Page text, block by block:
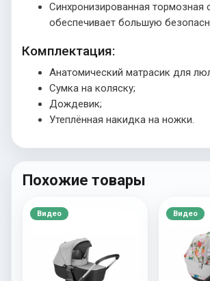
Синхронизированная тормозная
обеспечивает большую
Комплектация:
Анатомический матрасик для
Сумка на коляску;
Дождевик;
Утеплённая накидка на ножки.
Похожие товары
Видео Видео